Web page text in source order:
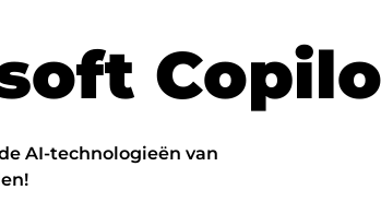
oft Copilo
AI-technologieën van